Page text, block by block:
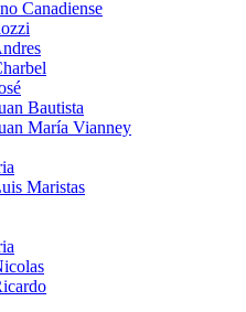
Canadiense
Bautista
María Vianney
Maristas